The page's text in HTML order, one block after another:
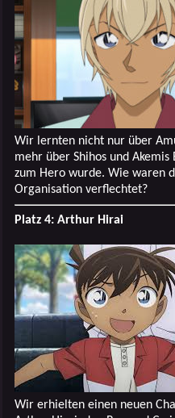
Wir lernten nicht nur über
mehr über Shihos und
zum Hero wurde. Wie waren
Organisation verflechtet?
Platz 4: Arthur Hirai
Wir erhielten einen neuen